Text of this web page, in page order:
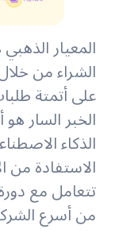
المعيار
الشراء من
على أتمتة
الخبر السار
الذكاء
الاستفادة من
تتعامل مع
من أسرع